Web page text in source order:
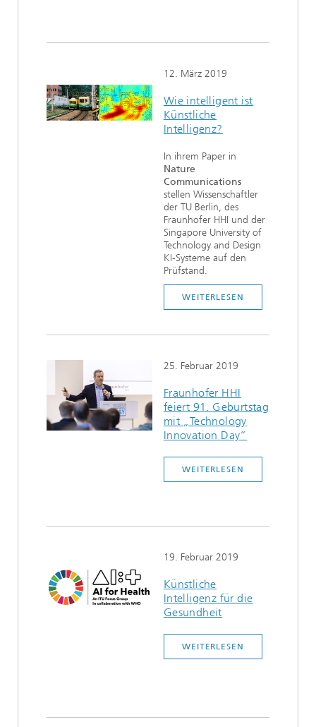
12. März 2019
Wie intelligent ist
Künstliche
Intelligenz?
In ihrem Paper in
Nature
Communications
stellen Wissenschaftler
der TU Berlin, des
Fraunhofer HHI und der
Singapore University of
Technology and Design
KI-Systeme auf den
Prüfstand.
WEITERLESEN
25. Februar 2019
Fraunhofer HHI
feiert 91. Geburtstag
mit „Technology
Innovation Day“
WEITERLESEN
19. Februar 2019
Künstliche
Intelligenz für die
Gesundheit
WEITERLESEN